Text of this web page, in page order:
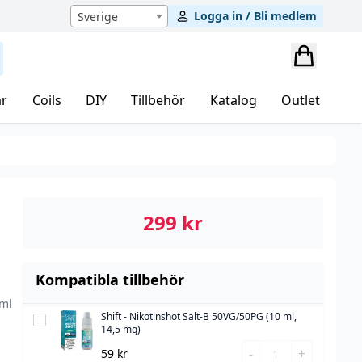
Sverige Logga in / Bli medlem
Coils DIY Tillbehör Katalog Outlet
299 kr
Kompatibla tillbehör
Shift
Shift - Nikotinshot Salt-B 50VG/50PG (10 ml,
14,5 mg)
59 kr -
Shift
+